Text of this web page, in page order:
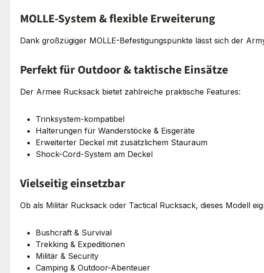
MOLLE-System & flexible Erweiterung
Dank großzügiger MOLLE-Befestigungspunkte lässt sich der
Perfekt für Outdoor & taktische Einsätze
Der Armee Rucksack bietet zahlreiche praktische Features:
Trinksystem-kompatibel
Halterungen für Wanderstöcke & Eisgeräte
Erweiterter Deckel mit zusätzlichem Stauraum
Shock-Cord-System am Deckel
Vielseitig einsetzbar
Ob als Militär Rucksack oder Tactical Rucksack, dieses Modell
Bushcraft & Survival
Trekking & Expeditionen
Militär & Security
Camping & Outdoor-Abenteuer